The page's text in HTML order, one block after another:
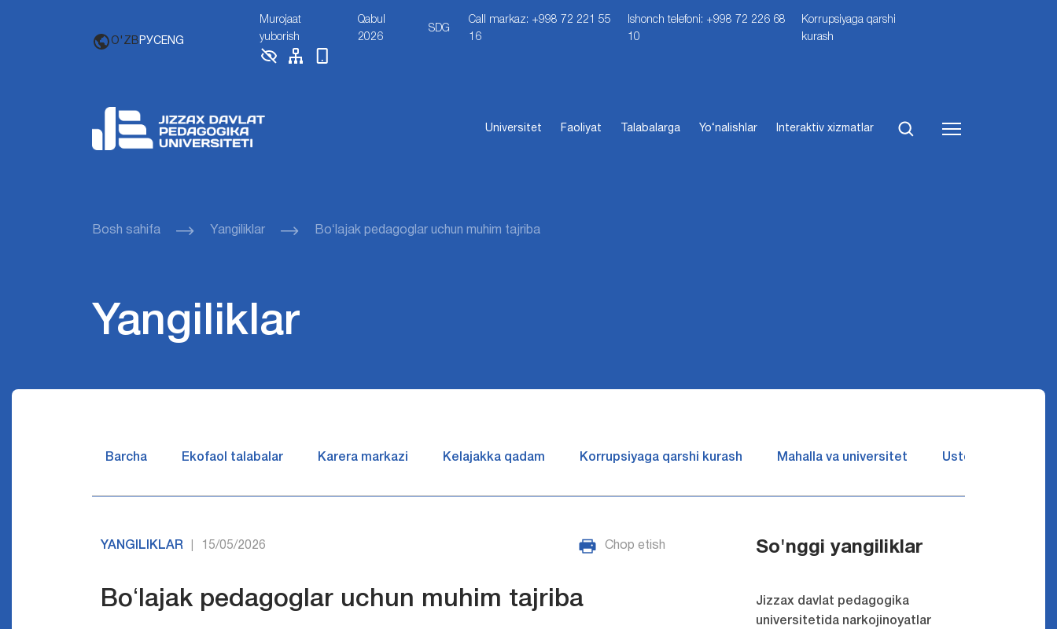
O'ZB РУСENG
Murojaat
yuborish
Qabul
2026
SDG
Call markaz: +998 72 221 55
16
Ishonch telefoni: +998 72 226 68
10
Korrupsiyaga qarshi
kurash
Universitet Faoliyat Talabalarga Yo‘nalishlar Interaktiv xizmatlar
Bosh sahifa Yangiliklar Boʻlajak pedagoglar uchun muhim tajriba
Yangiliklar
Barcha Ekofaol talabalar Karera markazi Kelajakka qadam Korrupsiyaga qarshi kurash Mahalla va universitet Ustozlar suhbatin
YANGILIKLAR 15/05/2026 Chop etish
Boʻlajak pedagoglar uchun muhim tajriba
So'nggi yangiliklar
Jizzax davlat pedagogika
universitetida narkojinoyatlar